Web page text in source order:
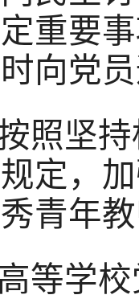
重要
向党
照坚
定，
青年
等学